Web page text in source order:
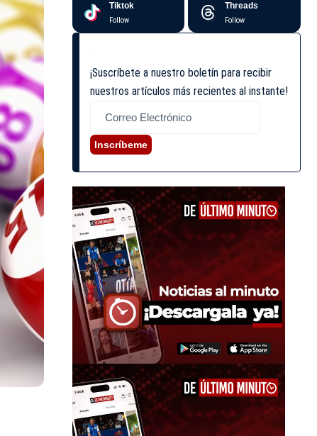
Tiktok
Follow
Threads
Follow
¡Suscríbete a nuestro boletín para recibir
nuestros artículos más recientes al instante!
Inscríbeme